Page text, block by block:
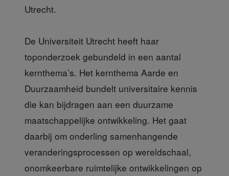
Utrecht.
De Universiteit Utrecht heeft haar
toponderzoek gebundeld in een aantal
kernthema’s. Het kernthema Aarde en
Duurzaamheid bundelt universitaire kennis
die kan bijdragen aan een duurzame
maatschappelijke ontwikkeling. Het gaat
daarbij om onderling samenhangende
veranderingsprocessen op wereldschaal,
onomkeerbare ruimtelijke ontwikkelingen op